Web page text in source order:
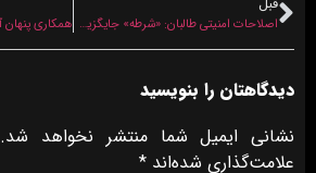
قبل
اصلاحات امنیتی طالبان: «شرطه» جایگزین «پلیس» می‌شود؟
دیدگاهتان را بنویسید
نشانی ایمیل شما منتشر نخواهد شد.
علامت‌گذاری شده‌اند *